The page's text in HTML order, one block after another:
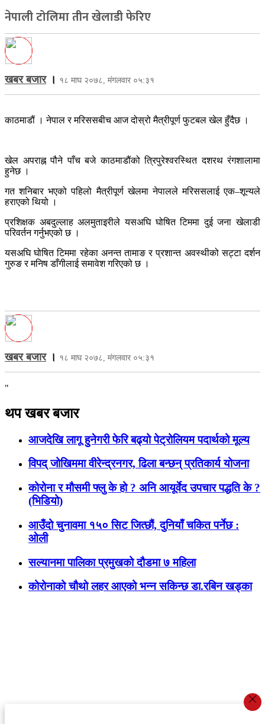
नेपाली टोलिमा तीन खेलाडी फेरिए
खबर बजार। १८ माघ २०७८, मंगलवार ०५:३१
काठमाडौं । नेपाल र मरिससबीच आज दोस्रो मैत्रीपूर्ण फुटबल खेल हुँदैछ ।
खेल अपराह्न पौने पाँच बजे काठमाडौंको त्रिपुरेश्वरस्थित दशरथ रंगशालामा
हुनेछ ।
गत शनिबार भएको पहिलो मैत्रीपूर्ण खेलमा नेपालले मरिससलाई एक–शून्यले
हराएको थियो ।
प्रशिक्षक अबदुल्लाह अलमुताइरीले यसअघि घोषित टिममा दुई जना खेलाडी
परिवर्तन गर्नुभएको छ ।
यसअघि घोषित टिममा रहेका अनन्त तामाङ र प्रशान्त अवस्थीको सट्टा दर्शन
गुरुङ र मनिष डाँगीलाई समावेश गरिएको छ ।
खबर बजार। १८ माघ २०७८, मंगलवार ०५:३१
"
थप खबर बजार
आजदेखि लागू हुनेगरी फेरि बढ्यो पेट्रोलियम पदार्थको मूल्य
विपद् जोखिममा वीरेन्द्रनगर, ढिला बन्छन् प्रतिकार्य योजना
कोरोना र मौसमी फ्लु के हो ? अनि आयूर्वेद उपचार पद्धति के ?
(भिडियो)
आउँदो चुनावमा १५० सिट जित्छौं, दुनियाँ चकित पर्नेछ :
ओली
सल्यानमा पालिका प्रमुखको दौडमा ७ महिला
कोरोनाको चौथो लहर आएको भन्न सकिन्छ डा.रबिन खड्का